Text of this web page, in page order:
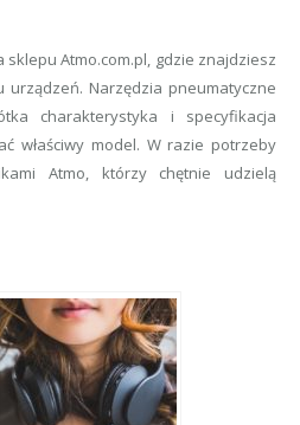
Atmo.com.pl, gdzie znajdziesz
Narzędzia pneumatyczne
charakterystyka i specyfikacja
właściwy model. W razie potrzeby
Atmo, którzy chętnie udzielą